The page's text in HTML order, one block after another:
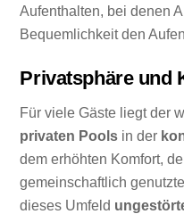
Aufenthalten, bei denen
Bequemlichkeit den
Privatsphäre und
Für viele Gäste liegt der
privaten Pools in der
dem erhöhten Komfort,
gemeinschaftlich
dieses Umfeld